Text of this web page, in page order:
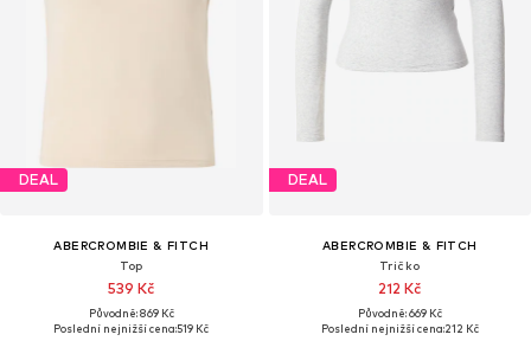
DEAL
ABERCROMBIE & FITCH
Top
539 Kč
Původně: 869 Kč
Poslední nejnižší cena:519 Kč
DEAL
ABERCROMBIE & FITCH
Tričko
212 Kč
Původně: 669 Kč
Poslední nejnižší cena:212 Kč